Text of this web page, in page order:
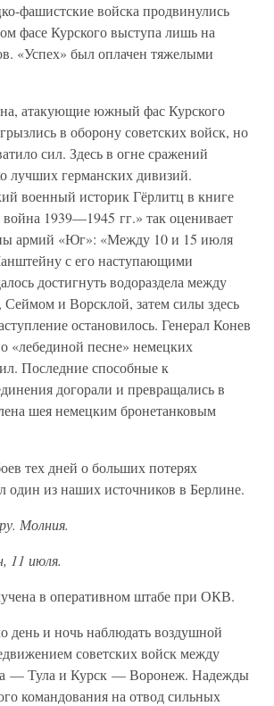
фашистские войска продвинулись
фасе Курского выступа лишь на
«Успех» был оплачен тяжелыми
атакующие южный фас Курского
в оборону советских войск, но
сил. Здесь в огне сражений
лучших германских дивизий.
военный историк Гёрлитц в книге
1939—1945 гг.» так оценивает
армий «Юг»: «Между 10 и 15 июля
с его наступающими
достигнуть водораздела между
и Ворсклой, затем силы здесь
остановилось. Генерал Конев
«лебединой песне» немецких
Последние способные к
догорали и превращались в
шея немецким бронетанковым
тех дней о больших потерях
один из наших источников в Берлине.
Молния.
11 июля.
в оперативном штабе при ОКВ.
день и ночь наблюдать воздушной
советских войск между
— Тула и Курск — Воронеж. Надежды
командования на отвод сильных